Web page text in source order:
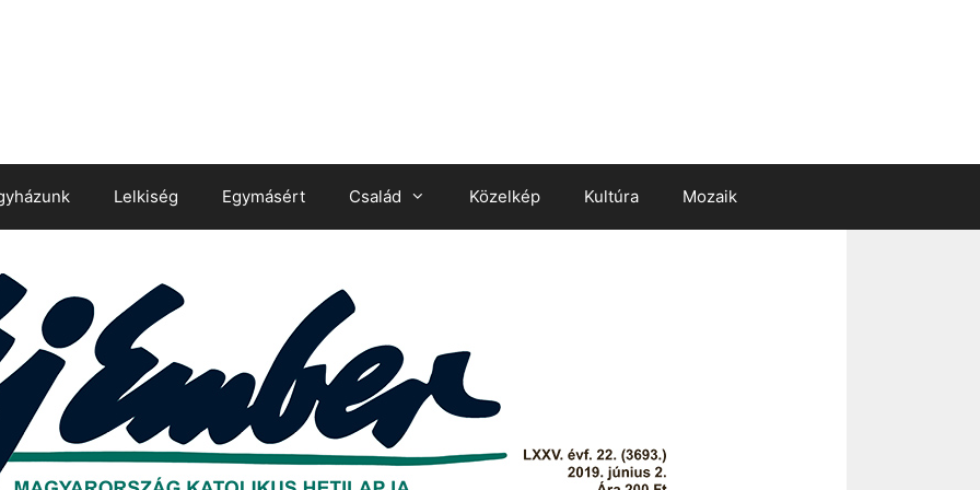
Lelkiség Egymásért Család Közelkép Kultúra Mozaik